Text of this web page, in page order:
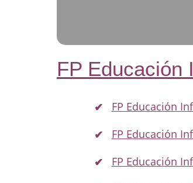
FP Educación
FP Educación
FP Educación
FP Educación